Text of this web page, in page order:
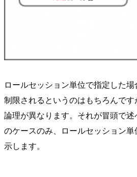
ロールセッション単位で指定した
制限されるというのはもちろんで
論理が異なります。それが冒頭で
のケースのみ、ロールセッション
示します。